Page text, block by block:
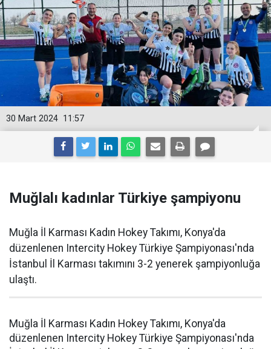
11:57
30 Mart 2024
Muğlalı kadınlar Türkiye şampiyonu
Muğla İl Karması Kadın Hokey Takımı, Konya'da
düzenlenen Intercity Hokey Türkiye Şampiyonası'nda
İstanbul İl Karması takımını 3-2 yenerek şampiyonluğa
ulaştı.
Muğla İl Karması Kadın Hokey Takımı, Konya'da
düzenlenen Intercity Hokey Türkiye Şampiyonası'nda